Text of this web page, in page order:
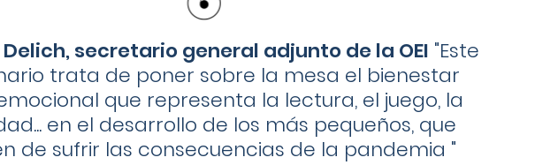
secretario general adjunto de la OEI "Este
trata de poner sobre la mesa el bienestar
que representa la lectura, el juego, la
en el desarrollo de los más pequeños, que
de sufrir las consecuencias de la pandemia "